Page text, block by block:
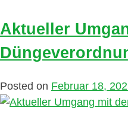
Aktueller
Posted on Februar 18,